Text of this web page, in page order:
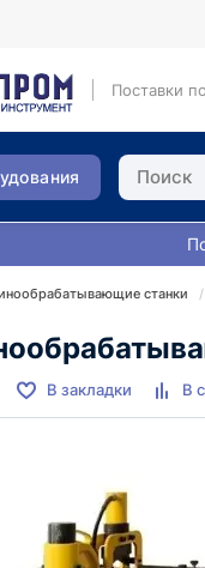
Поставки
станки
В закладки В